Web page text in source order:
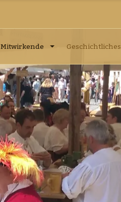
Mitwirkende Geschichtliches